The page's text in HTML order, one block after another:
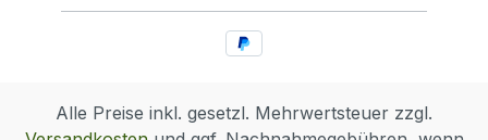
Alle Preise inkl. gesetzl. Mehrwertsteuer zzgl.